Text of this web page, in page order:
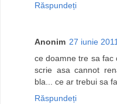
Răspundeți
Anonim 27 iunie
ce doamne tre sa fac
scrie asa cannot
bla... ce ar trebui sa
Răspundeți